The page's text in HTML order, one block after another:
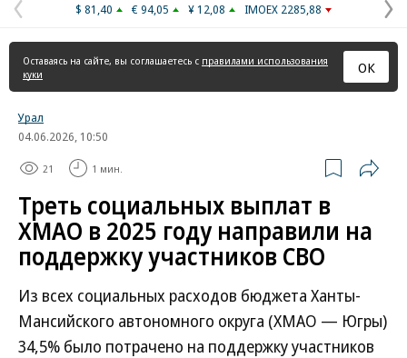
Предыдущая
страница
$ 81,40 € 94,05 ¥ 12,08 IMOEX 2285,88
Оставаясь на сайте, вы соглашаетесь с правилами использования
куки
ОК
Урал
04.06.2026, 10:50
21 1 мин.
Треть социальных выплат в
ХМАО в 2025 году направили на
поддержку участников СВО
Из всех социальных расходов бюджета Ханты-
Мансийского автономного округа (ХМАО — Югры)
34,5% было потрачено на поддержку участников